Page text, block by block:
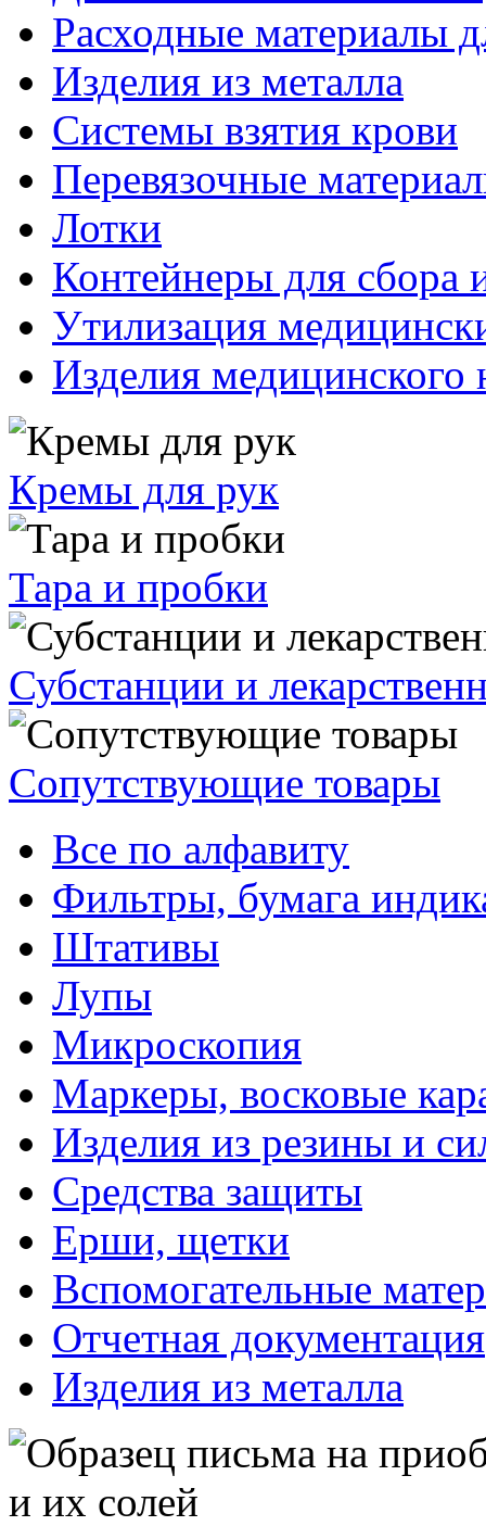
Расходные материалы
Изделия из металла
Системы взятия крови
Перевязочные
Лотки
Контейнеры для сбора
Утилизация
Изделия медицинского
Кремы для рук
Тара и пробки
Субстанции и
Сопутствующие товары
Все по алфавиту
Фильтры, бумага
Штативы
Лупы
Микроскопия
Маркеры, восковые
Изделия из резины и
Средства защиты
Ерши, щетки
Вспомогательные
Отчетная документация
Изделия из металла